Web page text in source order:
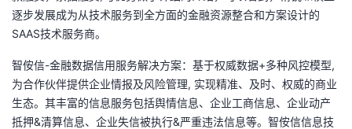
逐步发展成为从技术服务到全方面的金融资源整合和方案设计的
SAAS技术服务商。
智侒信-金融数据信用服务解决方案：基于权威数据+多种风控模型,
为合作伙伴提供企业情报及风险管理, 实现精准、及时、权威的商业
生态。其丰富的信息服务包括舆情信息、企业工商信息、企业动产
抵押&清算信息、企业失信被执行&严重违法信息等。智侒信信息技